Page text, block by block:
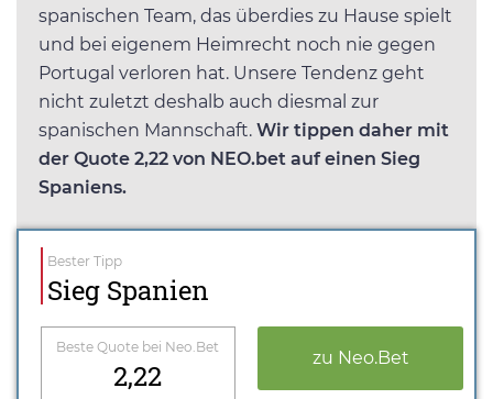
spanischen Team, das überdies zu Hause spielt
und bei eigenem Heimrecht noch nie gegen
Portugal verloren hat. Unsere Tendenz geht
nicht zuletzt deshalb auch diesmal zur
spanischen Mannschaft. Wir tippen daher mit
der Quote 2,22 von NEO.bet auf einen Sieg
Spaniens.
Bester Tipp
Sieg Spanien
Beste Quote bei Neo.Bet
2,22
zu Neo.Bet